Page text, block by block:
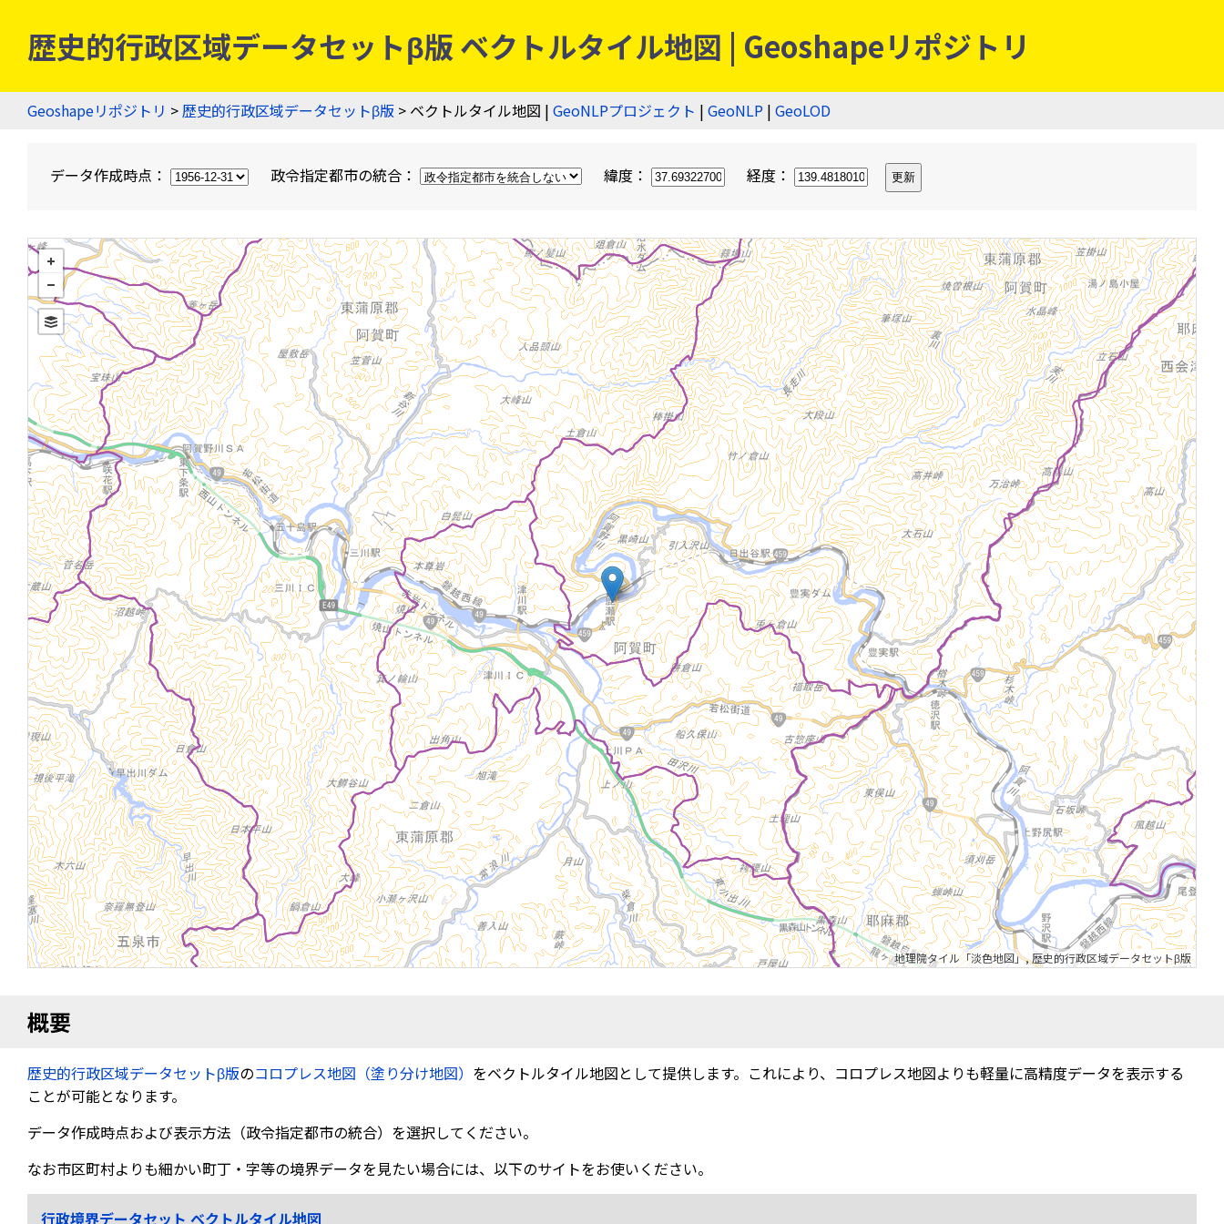
歴史的行政区域データセットβ版 ベクトルタイル地図 | Geoshapeリポジトリ
Geoshapeリポジトリ >歴史的行政区域データセットβ版 > ベクトルタイル地図 | GeoNLPプロジェクト | GeoNLP | GeoLOD
データ作成時点： 政令指定都市の統合： 緯度： 経度：
地理院タイル「淡色地図」,歴史的行政区域データセットβ版
概要
歴史的行政区域データセットβ版のコロプレス地図（塗り分け地図） をベクトルタイル地図として提供します。これにより、コロプレス地図よりも軽量に高精度データを表示する
ことが可能となります。
データ作成時点および表示方法（政令指定都市の統合）を選択してください。
なお市区町村よりも細かい町丁・字等の境界データを見たい場合には、以下のサイトをお使いください。
行政境界データセット ベクトルタイル地図